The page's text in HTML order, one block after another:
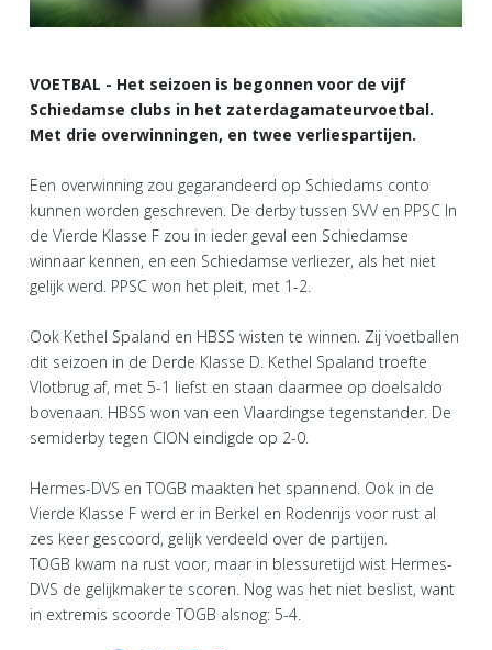
VOETBAL - Het seizoen is begonnen voor de vijf
Schiedamse clubs in het zaterdagamateurvoetbal.
Met drie overwinningen, en twee verliespartijen.
Een overwinning zou gegarandeerd op Schiedams conto
kunnen worden geschreven. De derby tussen SVV en PPSC In
de Vierde Klasse F zou in ieder geval een Schiedamse
winnaar kennen, en een Schiedamse verliezer, als het niet
gelijk werd. PPSC won het pleit, met 1-2.
Ook Kethel Spaland en HBSS wisten te winnen. Zij voetballen
dit seizoen in de Derde Klasse D. Kethel Spaland troefte
Vlotbrug af, met 5-1 liefst en staan daarmee op doelsaldo
bovenaan. HBSS won van een Vlaardingse tegenstander. De
semiderby tegen CION eindigde op 2-0.
Hermes-DVS en TOGB maakten het spannend. Ook in de
Vierde Klasse F werd er in Berkel en Rodenrijs voor rust al
zes keer gescoord, gelijk verdeeld over de partijen.
TOGB kwam na rust voor, maar in blessuretijd wist Hermes-
DVS de gelijkmaker te scoren. Nog was het niet beslist, want
in extremis scoorde TOGB alsnog: 5-4.